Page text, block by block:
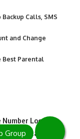
Calls, SMS
and Change
Best Parental
Number Location
| Taaza Info